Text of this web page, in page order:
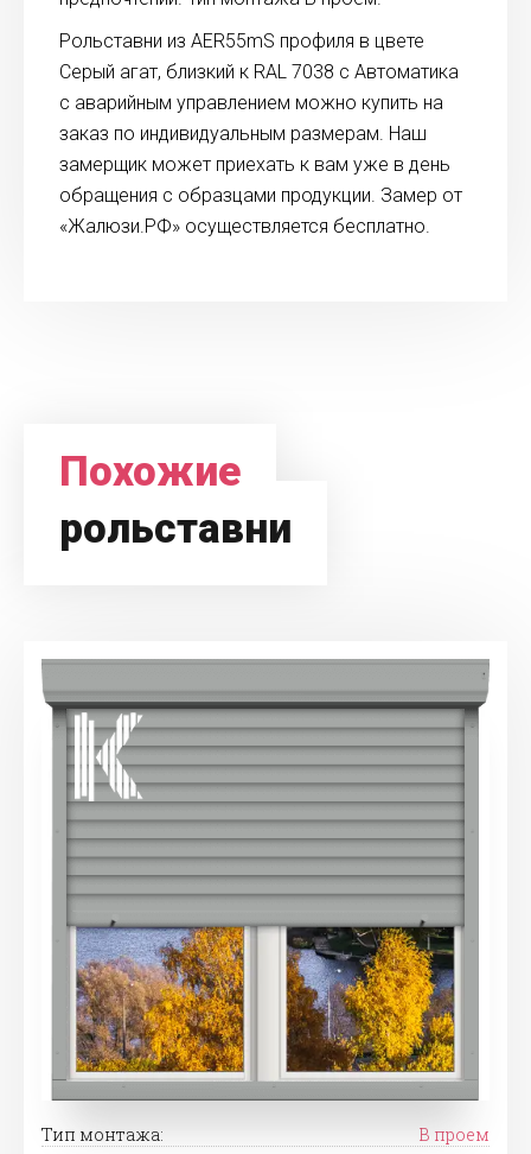
Рольставни из AER55mS профиля в цвете
Серый агат, близкий к RAL 7038 с Автоматика
с аварийным управлением можно купить на
заказ по индивидуальным размерам. Наш
замерщик может приехать к вам уже в день
обращения с образцами продукции. Замер от
«Жалюзи.РФ» осуществляется бесплатно.
Похожие
рольставни
Тип монтажа:
В проем